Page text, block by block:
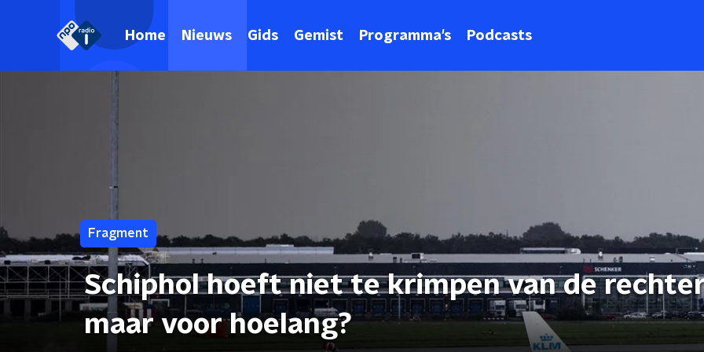
Home Nieuws Gids Gemist Programma's Podcasts
Fragment
Schiphol hoeft niet te krimpen van de
maar voor hoelang?